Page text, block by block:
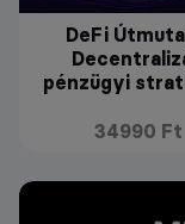
DeFi
pénzügyi
34990 Ft